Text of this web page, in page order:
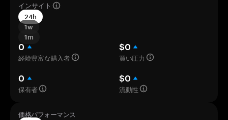
インサイト
24h
1w
1m
0
経験豊富な購入者
$0
買い圧力
0
保有者
$0
流動性
価格パフォーマンス